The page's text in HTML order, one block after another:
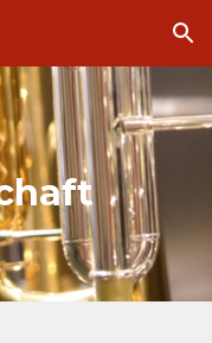
Skip to navigation